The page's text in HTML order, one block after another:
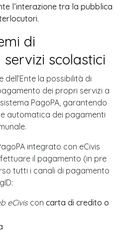
l’interazione tra la pubblica
.
di
scolastici
dell’Ente la possibilità di
dei propri servizi a
PagoPA, garantendo
automatica dei pagamenti
integrato con eCivis
il pagamento (in pre
tutti i canali di pagamento
eCivis con carta di credito o